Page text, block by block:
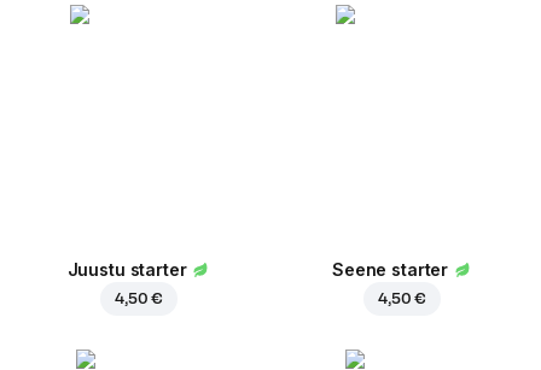
Juustu starter
4,50 €
Seene starter
4,50 €